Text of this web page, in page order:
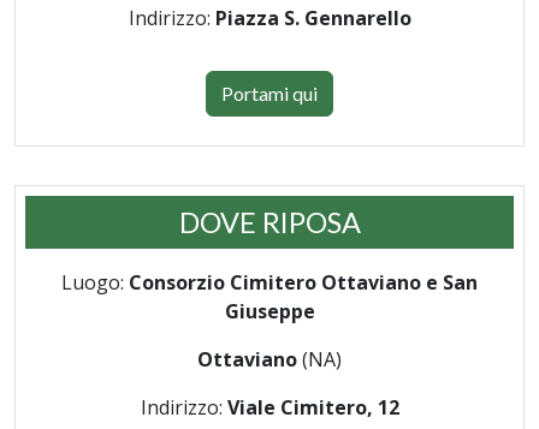
Indirizzo: Piazza S. Gennarello
Portami qui
DOVE RIPOSA
Luogo: Consorzio Cimitero Ottaviano e San
Giuseppe
Ottaviano(NA)
Indirizzo: Viale Cimitero, 12